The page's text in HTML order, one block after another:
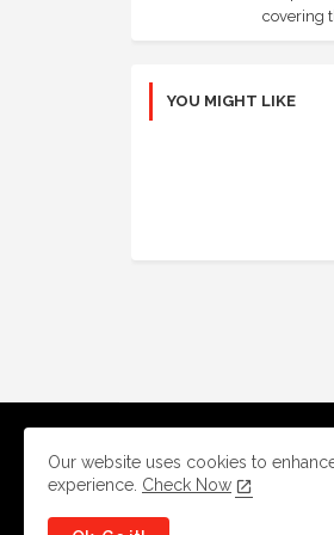
covering
YOU MIGHT LIKE
Our website uses cookies to
experience. Check Now